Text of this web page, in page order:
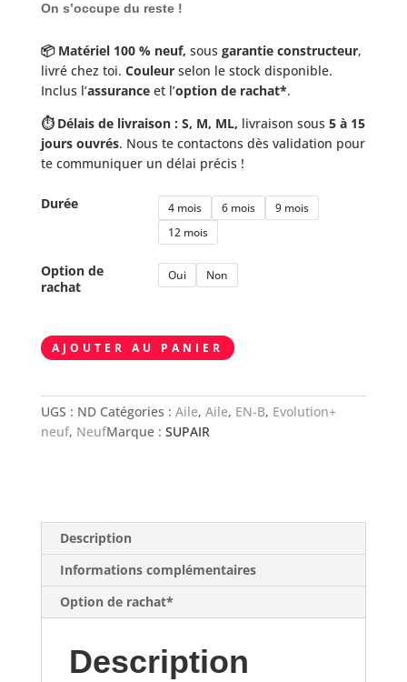
On s’occupe du reste !
📦 Matériel 100 % neuf, sous garantie constructeur,
livré chez toi. Couleurselon le stock disponible.
Inclus l’assuranceet l’option de rachat*.
⏱️ Délais de livraison : S, M, ML, livraison sous 5 à 15
jours ouvrés. Nous te contactons dès validation pour
te communiquer un délai précis !
Durée 4 mois 6 mois
9 mois
12 mois
Option de
rachat
Oui Non
quantité
de
LEAF
AJOUTER AU PANIER
UGS : ND Catégories : Aile, Aile, EN-B, Evolution+
neuf, NeufMarque : SUPAIR
Description
Informations complémentaires
Option de rachat*
Description